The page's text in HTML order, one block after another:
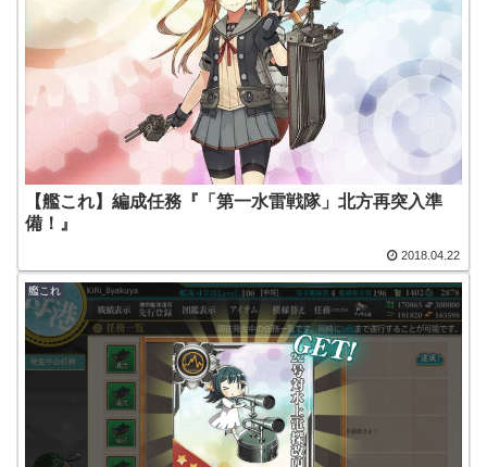
【艦これ】編成任務『「第一水雷戦隊」北方再突入準
備！』
2018.04.22
艦これ